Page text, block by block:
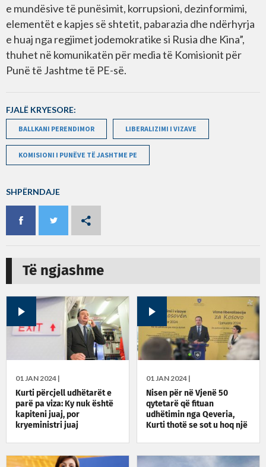
e mundësive të punësimit, korrupsioni, dezinformimi,
elementët e kapjes së shtetit, pabarazia dhe ndërhyrja
e huaj nga regjimet jodemokratike si Rusia dhe Kina”,
thuhet në komunikatën për media të Komisionit për
Punë të Jashtme të PE-së.
FJALË KRYESORE:
BALLKANI PERENDIMOR LIBERALIZIMI I VIZAVE
KOMISIONI I PUNËVE TË JASHTME PE
SHPËRNDAJE
Të ngjashme
01 JAN 2024 |
Kurti përcjell udhëtarët e
parë pa viza: Ky nuk është
kapiteni juaj, por
kryeministri juaj
01 JAN 2024 |
Nisen për në Vjenë 50
qytetarë që fituan
udhëtimin nga Qeveria,
Kurti thotë se sot u hoq një